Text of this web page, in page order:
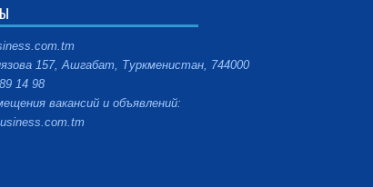
157, Ашгабат, Туркменистан, 744000
14 98
вакансий и объявлений: